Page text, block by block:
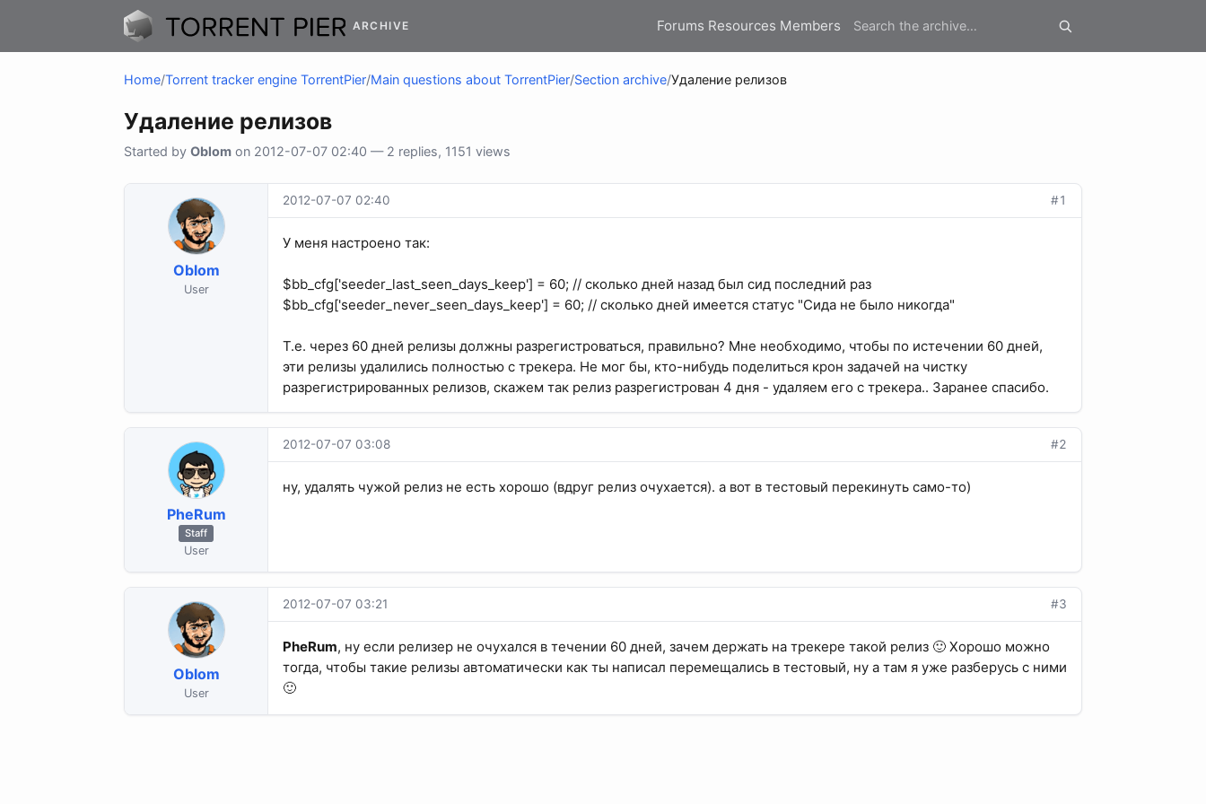
ARCHIVE Forums Resources Members
Home/Torrent tracker engine TorrentPier/Main questions about TorrentPier/Section archive/Удаление релизов
Удаление релизов
Started by Oblom on 2012-07-07 02:40 — 2 replies, 1151 views
Oblom
User
2012-07-07 02:40 #1
У меня настроено так:
$bb_cfg['seeder_last_seen_days_keep'] = 60; // сколько дней назад был сид последний раз
$bb_cfg['seeder_never_seen_days_keep'] = 60; // сколько дней имеется статус "Сида не было никогда"
Т.е. через 60 дней релизы должны разрегистроваться, правильно? Мне необходимо, чтобы по истечении 60 дней,
эти релизы удалились полностью с трекера. Не мог бы, кто-нибудь поделиться крон задачей на чистку
разрегистрированных релизов, скажем так релиз разрегистрован 4 дня - удаляем его с трекера.. Заранее спасибо.
PheRum
Staff
User
2012-07-07 03:08 #2
ну, удалять чужой релиз не есть хорошо (вдруг релиз очухается). а вот в тестовый перекинуть само-то)
Oblom
User
2012-07-07 03:21 #3
PheRum, ну если релизер не очухался в течении 60 дней, зачем держать на трекере такой релиз 🙂 Хорошо можно
тогда, чтобы такие релизы автоматически как ты написал перемещались в тестовый, ну а там я уже разберусь с ними
🙂